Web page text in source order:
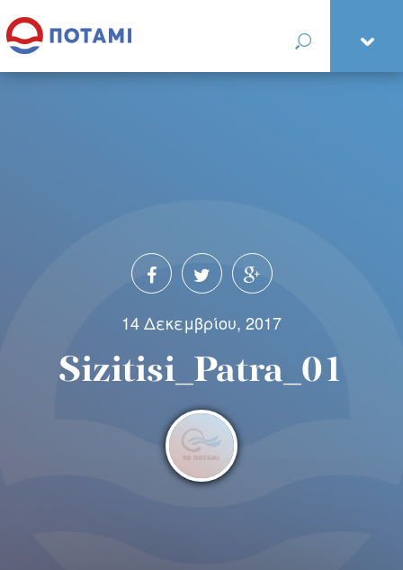
14 Δεκεμβρίου, 2017
Sizitisi_Patra_01